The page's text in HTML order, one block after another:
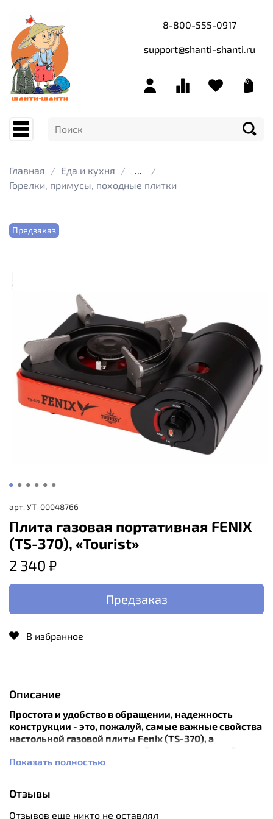
8-800-555-0917
support@shanti-shanti.ru
Главная Еда и кухня
Горелки, примусы, походные плитки
Предзаказ
арт. УТ-00048766
Плита газовая портативная FENIX
(TS-370), «Tourist»
2 340 ₽
Предзаказ
В избранное
Описание
Простота и удобство в обращении, надежность
конструкции - это, пожалуй, самые важные свойства
настольной газовой плиты Fenix (TS-370), а
использование качественной холоднокатанной
стали при производстве гарантирует долгие годы
По своей конструкции эта плита очень похожа на те,
что мы ежедневно используем в быту, но при этом
Показать полностью
Отзывы
Отзывов еще никто не оставлял